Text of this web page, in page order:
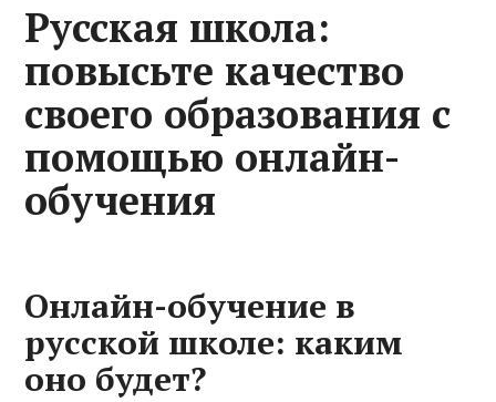
Русская школа:
повысьте качество
своего образования с
помощью онлайн-
обучения
Онлайн-обучение в
русской школе: каким
оно будет?